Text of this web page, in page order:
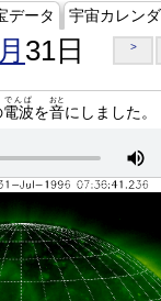
データ 宇宙カレン
31日 >
電波
でんぱ
を音
おと
にしました。